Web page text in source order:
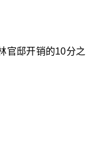
官邸开销的10分之